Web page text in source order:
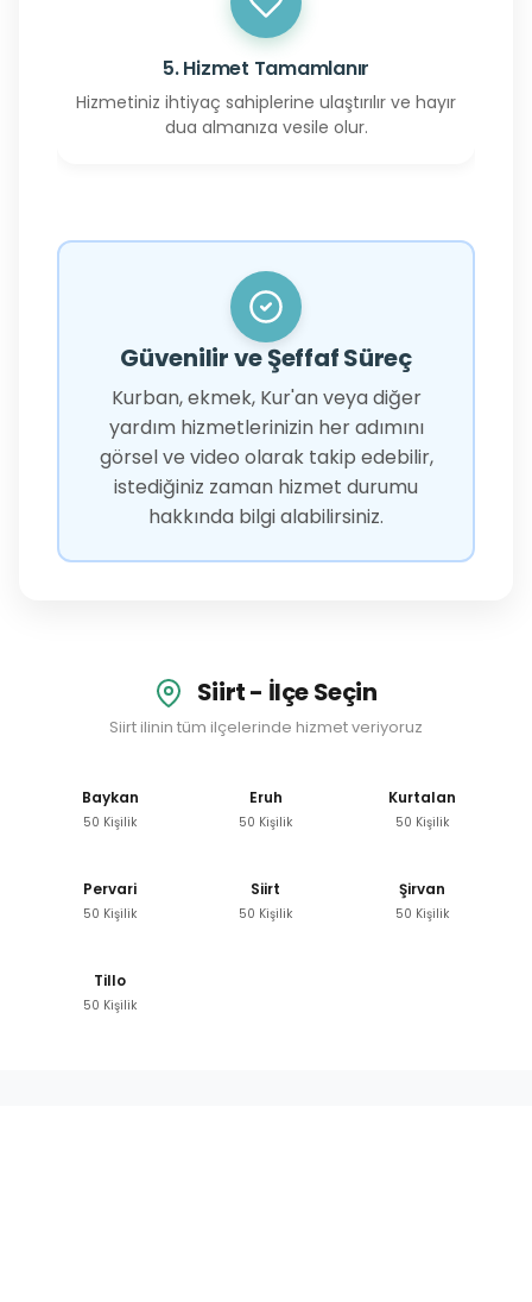
5. Hizmet Tamamlanır
Hizmetiniz ihtiyaç sahiplerine ulaştırılır ve hayır
dua almanıza vesile olur.
Güvenilir ve Şeffaf Süreç
Kurban, ekmek, Kur'an veya diğer
yardım hizmetlerinizin her adımını
görsel ve video olarak takip edebilir,
istediğiniz zaman hizmet durumu
hakkında bilgi alabilirsiniz.
Siirt - İlçe Seçin
Siirt ilinin tüm ilçelerinde hizmet veriyoruz
Baykan
50 Kişilik
Eruh
50 Kişilik
Kurtalan
50 Kişilik
Pervari
50 Kişilik
Siirt
50 Kişilik
Şirvan
50 Kişilik
Tillo
50 Kişilik